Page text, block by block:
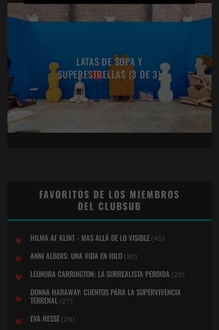
LATAS DE SOPA Y
SUPERESTRELLAS (3 DE 3)
FAVORITOS DE LOS MIEMBROS
DEL CLUBSUB
HILMA AF KLINT - MAS ALLÁ DE LO VISIBLE (45)
ANNI ALBERS: UNA VIDA EN HILO (30)
LEONORA CARRINGTON: LA SURREALISTA PERDIDA (29)
DONNA HARAWAY: CUENTOS PARA LA SUPERVIVENCIA
TERRENAL (27)
EVA HESSE (26)